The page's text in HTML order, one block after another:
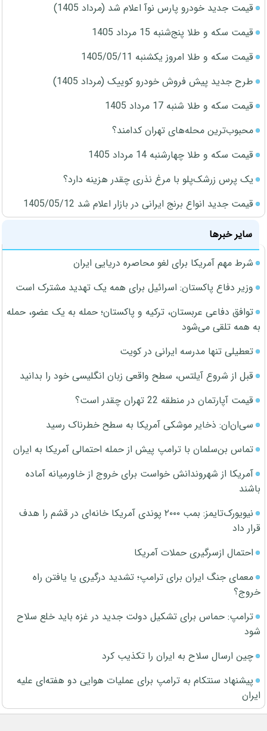
قیمت جدید خودرو پارس نوآ اعلام شد (مرداد 1405)
قیمت سکه و طلا پنج‌شنبه 15 مرداد 1405
قیمت سکه و طلا امروز یکشنبه 1405/05/11
طرح جدید پیش فروش خودرو کوییک (مرداد 1405)
قیمت سکه و طلا شنبه 17 مرداد 1405
محبوب‌ترین محله‌های تهران کدامند؟
قیمت سکه و طلا چهارشنبه 14 مرداد 1405
یک پرس زرشک‌پلو با مرغ نذری چقدر هزینه دارد؟
قیمت جدید انواع برنج ایرانی در بازار اعلام شد 1405/05/12
سایر خبرها
شرط مهم آمریکا برای لغو محاصره دریایی ایران
وزیر دفاع پاکستان: اسرائیل برای همه یک تهدید مشترک است
توافق دفاعی عربستان، ترکیه و پاکستان؛ حمله به یک عضو، حمله
به همه تلقی می‌شود
تعطیلی تنها مدرسه ایرانی در کویت
قبل از شروع آیلتس، سطح واقعی زبان انگلیسی خود را بدانید
قیمت آپارتمان در منطقه 22 تهران چقدر است؟
سی‌ان‌ان: ذخایر موشکی آمریکا به سطح خطرناک رسید
تماس بن‌سلمان با ترامپ پیش از حمله احتمالی آمریکا به ایران
آمریکا از شهروندانش خواست برای خروج از خاورمیانه آماده
باشند
نیویورک‌تایمز: بمب ۲۰۰۰ پوندی آمریکا خانه‌ای در قشم را هدف
قرار داد
احتمال ازسرگیری حملات آمریکا
معمای جنگ ایران برای ترامپ؛ تشدید درگیری یا یافتن راه
خروج؟
ترامپ: حماس برای تشکیل دولت جدید در غزه باید خلع سلاح
شود
چین ارسال سلاح به ایران را تکذیب کرد
پیشنهاد سنتکام به ترامپ برای عملیات هوایی دو هفته‌ای علیه
ایران